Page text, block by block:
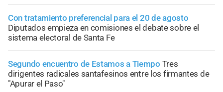
Con tratamiento preferencial para el 20 de agosto
Diputados empieza en comisiones el debate sobre el
sistema electoral de Santa Fe
Segundo encuentro de Estamos a Tiempo Tres
dirigentes radicales santafesinos entre los firmantes de
"Apurar el Paso"